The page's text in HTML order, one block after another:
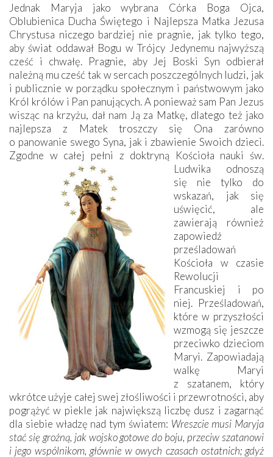
Jednak Maryja jako wybrana Córka Boga Ojca,
Oblubienica Ducha Świętego i Najlepsza Matka Jezusa
Chrystusa niczego bardziej nie pragnie, jak tylko tego,
aby świat oddawał Bogu w Trójcy Jedynemu najwyższą
cześć i chwałę. Pragnie, aby Jej Boski Syn odbierał
należną mu cześć tak w sercach poszczególnych ludzi, jak
i publicznie w porządku społecznym i państwowym jako
Król królów i Pan panujących. A ponieważ sam Pan Jezus
wisząc na krzyżu, dał nam Ją za Matkę, dlatego też jako
najlepsza z Matek troszczy się Ona zarówno
o panowanie swego Syna, jak i zbawienie Swoich dzieci.
Zgodne w całej pełni z doktryną Kościoła nauki św.
Ludwika odnoszą
się nie tylko do
wskazań, jak się
uświęcić, ale
zawierają również
zapowiedź
prześladowań
Kościoła w czasie
Rewolucji
Francuskiej i po
niej. Prześladowań,
które w przyszłości
wzmogą się jeszcze
przeciwko ­dzieciom
Maryi. Zapowiadają
walkę Maryi
z szatanem, który
wkrótce użyje całej swej złośliwości i przewrotności, aby
pogrążyć w piekle jak największą liczbę dusz i zagarnąć
dla siebie władzę nad tym światem: Wreszcie musi Maryja
stać się groźną, jak wojsko gotowe do boju, prze­ciw szatanowi
i jego wspólnikom, głównie w owych czasach ostatnich; gdyż